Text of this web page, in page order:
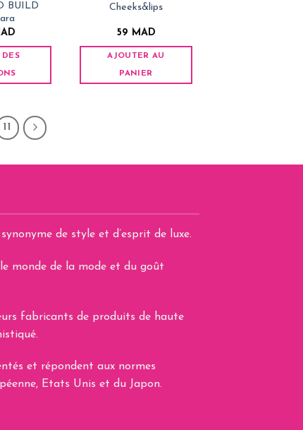
la
page
du
produit
BUILD
DES
Cheeks&lips
59 MAD
AJOUTER AU
PANIER
11
de style et d’esprit de luxe.
le monde de la mode et du goût
fabricants de produits de haute
et répondent aux normes
Etats Unis et du Japon.